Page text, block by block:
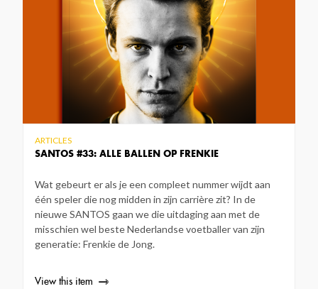
SANTOS #33: ALLE BALLEN OP FRENKIE
ARTICLES
Wat gebeurt er als je een compleet nummer wijdt aan
één speler die nog midden in zijn carrière zit? In de
nieuwe SANTOS gaan we die uitdaging aan met de
misschien wel beste Nederlandse voetballer van zijn
generatie: Frenkie de Jong.
View this item